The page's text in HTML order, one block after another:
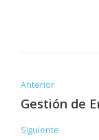
Anterior
Gestión de
Siguiente